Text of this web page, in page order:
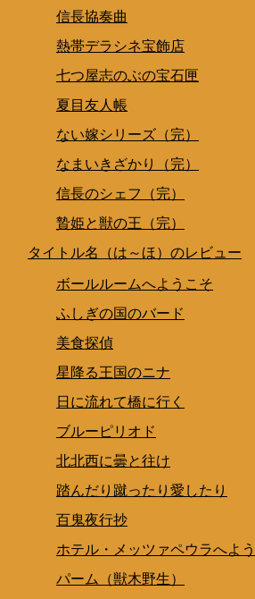
信長協奏曲
熱帯デラシネ宝飾店
七つ屋志のぶの宝石匣
夏目友人帳
ない嫁シリーズ（完）
なまいきざかり（完）
信長のシェフ（完）
贄姫と獣の王（完）
タイトル名（は～ほ）のレビュー
ボールルームへようこそ
ふしぎの国のバード
美食探偵
星降る王国のニナ
日に流れて橋に行く
ブルーピリオド
北北西に曇と往け
踏んだり蹴ったり愛したり
百鬼夜行抄
ホテル・メッツァペウラへよ
パーム（獣木野生）